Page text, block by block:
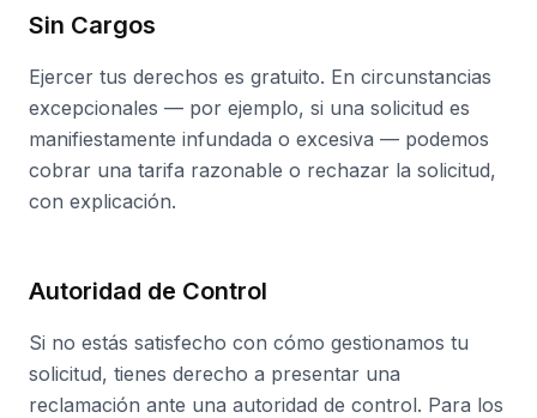
Sin Cargos
Ejercer tus derechos es gratuito. En circunstancias
excepcionales — por ejemplo, si una solicitud es
manifiestamente infundada o excesiva — podemos
cobrar una tarifa razonable o rechazar la solicitud,
con explicación.
Autoridad de Control
Si no estás satisfecho con cómo gestionamos tu
solicitud, tienes derecho a presentar una
reclamación ante una autoridad de control. Para los